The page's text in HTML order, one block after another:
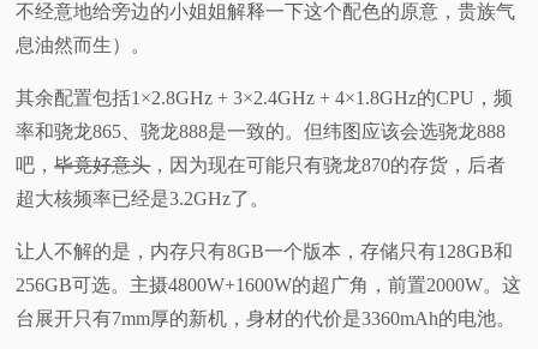
不经意地给旁边的小姐姐解释一下这个配色的原意，贵族气
息油然而生）。
其余配置包括1×2.8GHz + 3×2.4GHz + 4×1.8GHz的CPU，频
率和骁龙865、骁龙888是一致的。但纬图应该会选骁龙888
吧，毕竟好意头，因为现在可能只有骁龙870的存货，后者
超大核频率已经是3.2GHz了。
让人不解的是，内存只有8GB一个版本，存储只有128GB和
256GB可选。主摄4800W+1600W的超广角，前置2000W。这
台展开只有7mm厚的新机，身材的代价是3360mAh的电池。